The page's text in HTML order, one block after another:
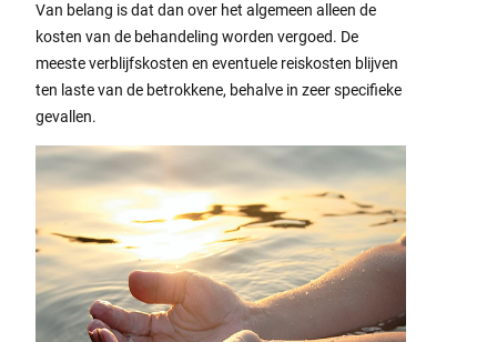
Van belang is dat dan over het algemeen alleen de
kosten van de behandeling worden vergoed. De
meeste verblijfskosten en eventuele reiskosten blijven
ten laste van de betrokkene, behalve in zeer specifieke
gevallen.